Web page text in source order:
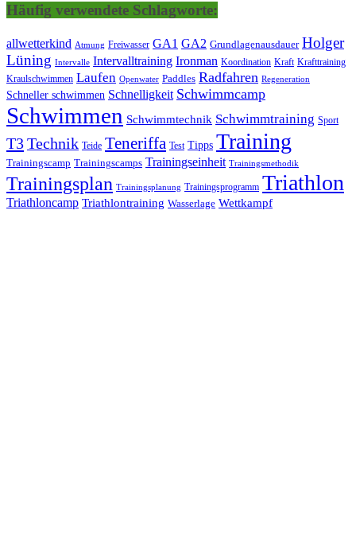
Häufig verwendete Schlagworte:
allwetterkind Atmung Freiwasser GA1 GA2 Grundlagenausdauer Holger
Lüning Intervalle Intervalltraining Ironman Koordination Kraft Krafttraining
Kraulschwimmen Laufen Openwater Paddles Radfahren Regeneration
Schneller schwimmen Schnelligkeit Schwimmcamp
Schwimmen Schwimmtechnik Schwimmtraining Sport
T3Technik Teide Teneriffa Test Tipps Training
Trainingscamp Trainingscamps Trainingseinheit Trainingsmethodik
Trainingsplan Trainingsplanung Trainingsprogramm Triathlon
Triathloncamp Triathlontraining Wasserlage Wettkampf